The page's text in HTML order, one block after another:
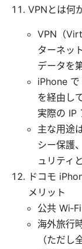
VPNとは何
VPN（
ターネッ
データを
iPhone
を経由し
実際の IP
主な用途
シー保護
ュリティ
ドコモ
メリット
公共
海外旅行
（ただし